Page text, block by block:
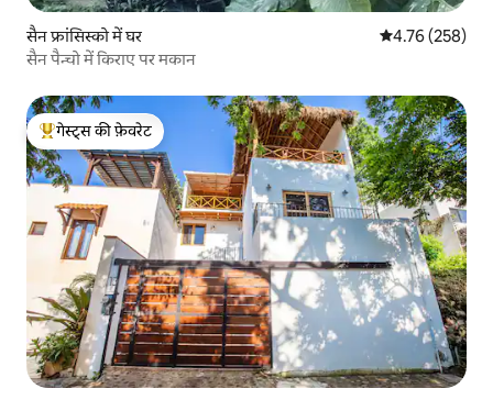
सैन फ्रांसिस्को में घर औसत रेटिंग 5 में से
4.76 (258)
सैन पैन्चो में किराए पर मकान
गेस्ट्स का टॉप फ़ेवरेट
गेस्ट्स की फ़ेवरेट